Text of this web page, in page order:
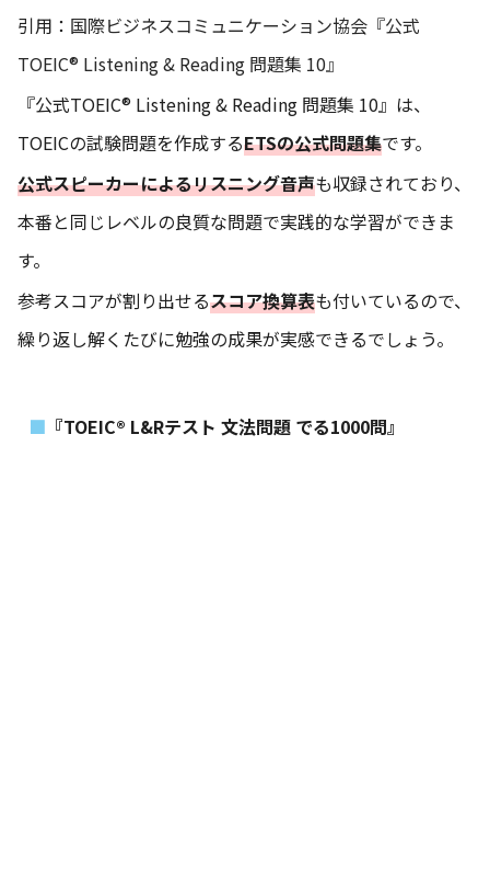
引用： 国際ビジネスコミュニケーション協会『公式
TOEIC® Listening & Reading 問題集 10』
『公式TOEIC® Listening & Reading 問題集 10』は、
TOEICの試験問題を作成するETSの公式問題集です。
公式スピーカーによるリスニング音声も収録されており、
本番と同じレベルの良質な問題で実践的な学習ができま
す。
参考スコアが割り出せるスコア換算表も付いているので、
繰り返し解くたびに勉強の成果が実感できるでしょう。
『TOEIC® L&Rテスト 文法問題 でる1000問』